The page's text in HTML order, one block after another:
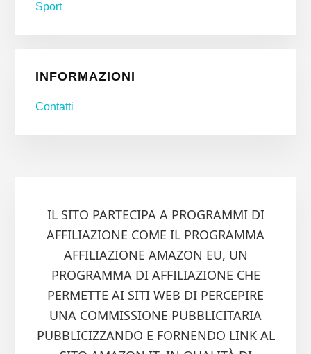
Sport
INFORMAZIONI
Contatti
IL SITO PARTECIPA A PROGRAMMI DI
AFFILIAZIONE COME IL PROGRAMMA
AFFILIAZIONE AMAZON EU, UN
PROGRAMMA DI AFFILIAZIONE CHE
PERMETTE AI SITI WEB DI PERCEPIRE
UNA COMMISSIONE PUBBLICITARIA
PUBBLICIZZANDO E FORNENDO LINK AL